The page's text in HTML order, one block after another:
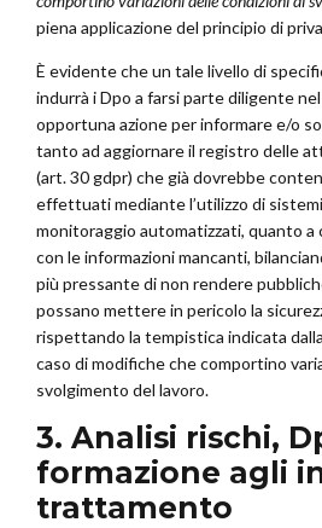
piena applicazione del principio di
È evidente che un tale livello di
indurrà i Dpo a farsi parte diligente
opportuna azione per informare e/o
tanto ad aggiornare il registro delle
(art. 30 gdpr) che già dovrebbe
effettuati mediante l’utilizzo di
monitoraggio automatizzati, quanto a
con le informazioni mancanti,
più pressante di non rendere
possano mettere in pericolo la
rispettando la tempistica indicata
caso di modifiche che comportino
svolgimento del lavoro.
3. Analisi rischi,
formazione agli
trattamento